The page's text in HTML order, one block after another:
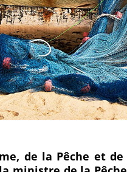
de la Pêche et